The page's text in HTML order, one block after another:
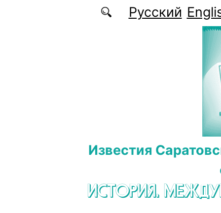
Перейти к основному содержаниюРусский
Известия
ИСТОРИЯ.